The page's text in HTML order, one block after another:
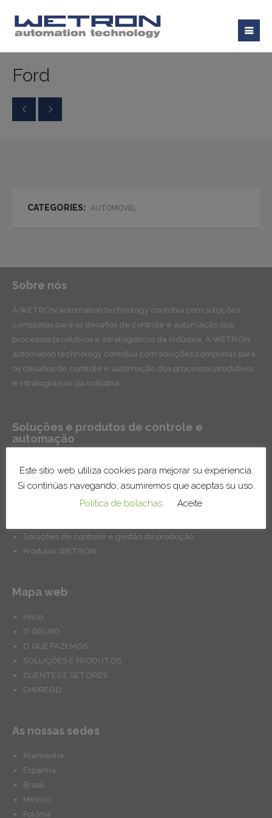
Ford
CATEGORIES: AUTOMÓVEL
Sobre nós
A WETRON automation technology contribui com soluções
completas para os desafios de controle e automação dos
processos produtivos e intralogísticos da indústria. A WETRON
automation technology contribui com soluções completas para
os desafios de controle e automação dos processos produtivos
e intralogísticos da indústria.
Soluções e produtos de controle e
automação
Linhas e células robotizadas
Sistemas de tratamento de superfícies
Soluções de controle e gestão da produção
Produtos WETRON
Mapa web
Início
O GRUPO
O QUE FAZEMOS
SOLUÇÕES E PRODUTOS
CLIENTES E SETORES
EMPREGO
As nossas sedes
Alemanha
Espanha
Brasil
México
Polônia
Este sitio web utiliza cookies para mejorar su experiencia.
Si continúas navegando, asumiremos que aceptas su uso.
Política de bolachas
Aceite